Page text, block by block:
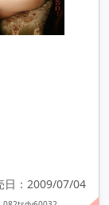
日：2009/07/04